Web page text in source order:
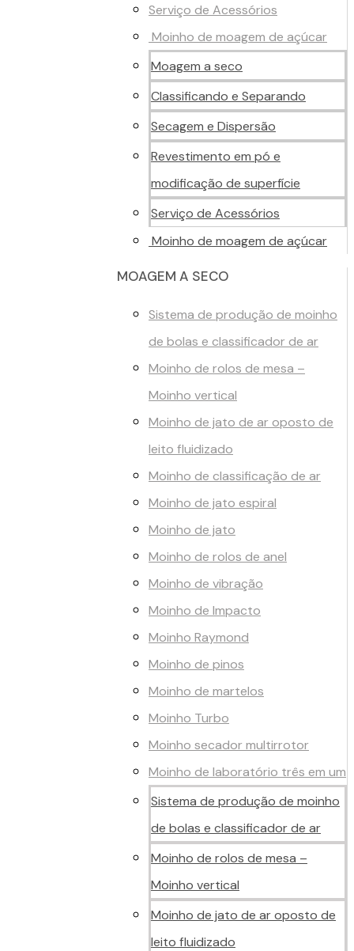
Serviço de Acessórios
Moinho de moagem de açúcar
Moagem a seco
Classificando e Separando
Secagem e Dispersão
Revestimento em pó e
modificação de superfície
Serviço de Acessórios
Moinho de moagem de açúcar
MOAGEM A SECO
Sistema de produção de moinho
de bolas e classificador de ar
Moinho de rolos de mesa –
Moinho vertical
Moinho de jato de ar oposto de
leito fluidizado
Moinho de classificação de ar
Moinho de jato espiral
Moinho de jato
Moinho de rolos de anel
Moinho de vibração
Moinho de Impacto
Moinho Raymond
Moinho de pinos
Moinho de martelos
Moinho Turbo
Moinho secador multirrotor
Moinho de laboratório três em um
Sistema de produção de moinho
de bolas e classificador de ar
Moinho de rolos de mesa –
Moinho vertical
Moinho de jato de ar oposto de
leito fluidizado